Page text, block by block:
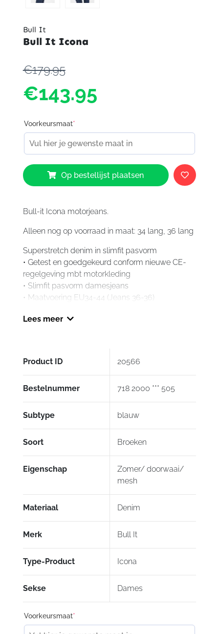
Bull It
Bull It Icona
€179.95
€143.95
Voorkeursmaat*
Bull
It
Icona
Op bestellijst plaatsen
Bull-it Icona motorjeans.
Alleen nog op voorraad in maat: 34 lang, 36 lang
Superstretch denim in slimfit pasvorm
• Getest en goedgekeurd conform nieuwe CE-
regelgeving mbt motorkleding
• Slimfit pasvorm damesjeans
• Maatvoering EU34-44 (Jeans 36-36)
• Inclusief CE-level 2 knie en heupprotectoren
Lees meer
Product ID 20566
Bestelnummer 718 2000 *** 505
Subtype blauw
Soort Broeken
Eigenschap
Zomer/ doorwaai/
mesh
Materiaal Denim
Merk Bull It
Type-Product Icona
Sekse Dames
Voorkeursmaat*